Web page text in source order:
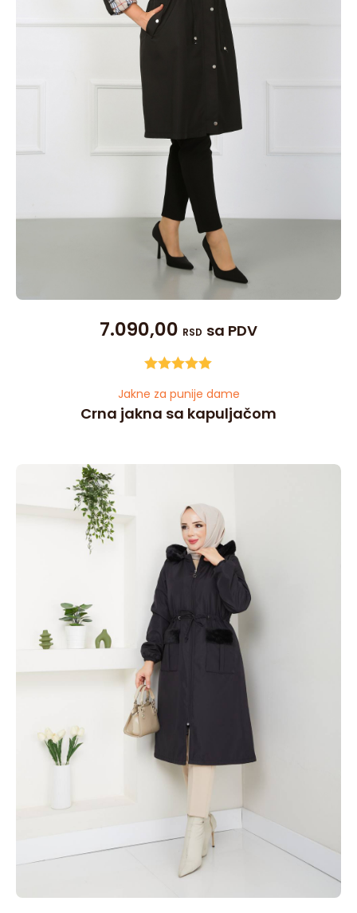
Jakne za punije dame
Crna jakna sa kapuljačom
7.090,00 RSD sa PDV
sa5.00od
5